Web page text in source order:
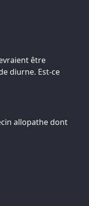
être
diurne. Est-ce
allopathe dont